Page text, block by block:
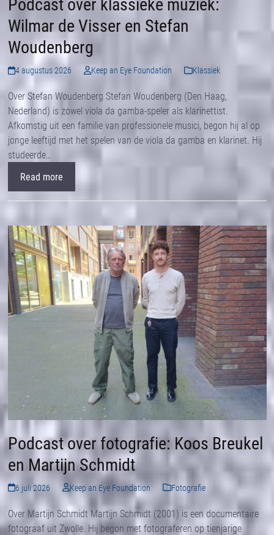
Wilmar de Visser en Stefan
Woudenberg
4 augustus 2026 Keep an Eye Foundation Klassiek
Over Stefan Woudenberg Stefan Woudenberg (Den Haag,
Nederland) is zowel viola da gamba-speler als klarinettist.
Afkomstig uit een familie van professionele musici, begon hij al op
jonge leeftijd met het spelen van de viola da gamba en klarinet. Hij
studeerde…
Read more
Podcast over fotografie: Koos Breukel
en Martijn Schmidt
6 juli 2026 Keep an Eye Foundation Fotografie
Over Martijn Schmidt Martijn Schmidt (2001) is een documentaire
fotograaf uit Zwolle. Hij begon met fotograferen op tienjarige